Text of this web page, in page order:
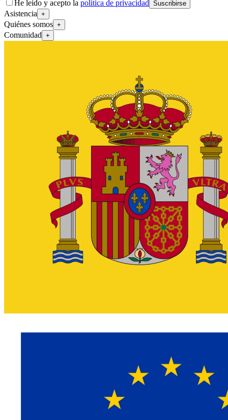
He leído y acepto la política de privacidad Suscribirse
Asistencia +
Quiénes somos +
Comunidad +